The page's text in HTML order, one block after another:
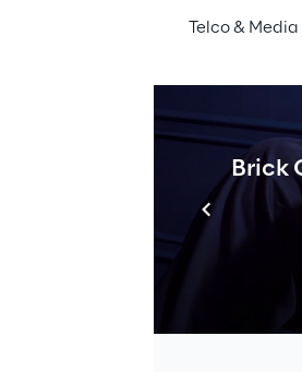
Telco & Media
Brick
ad
Reply
Tra
per